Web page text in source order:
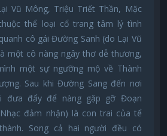
Vũ Mông, Triệu Triết Thần, Mặc
thể loại cổ trang tâm lý tình
cô gái Đường Sanh (do Lại Vũ
một cô nàng ngây thơ dễ thương,
một sự ngưỡng mộ về Thành
Sau khi Đường Sang đến nơi
đưa đẩy để nàng gặp gỡ Đoạn
đảm nhận) là con trai của tể
Song cả hai người đều có